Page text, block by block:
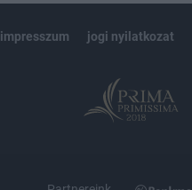
impresszum jogi nyilatkozat